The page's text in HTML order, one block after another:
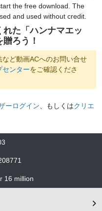
the free download. The
and used without credit.
れた「ハンナマエッ
ろう！
ど動画ACへのお問い合せ
センターをご確認くださ
ーログイン 、もしくはクリエ
16 million